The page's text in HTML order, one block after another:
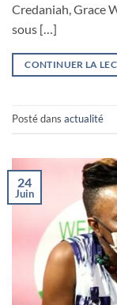
Credaniah, Grace
sous […]
CONTINUER LA
Posté dans actualité
24
Juin